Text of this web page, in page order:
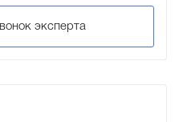
эксперта